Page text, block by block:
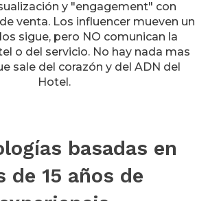
y "engagement" con
venta. Los influencer mueven un
sigue, pero NO comunican la
o del servicio. No hay nada mas
sale del corazón y del ADN del
Hotel.
basadas en
de 15 años de